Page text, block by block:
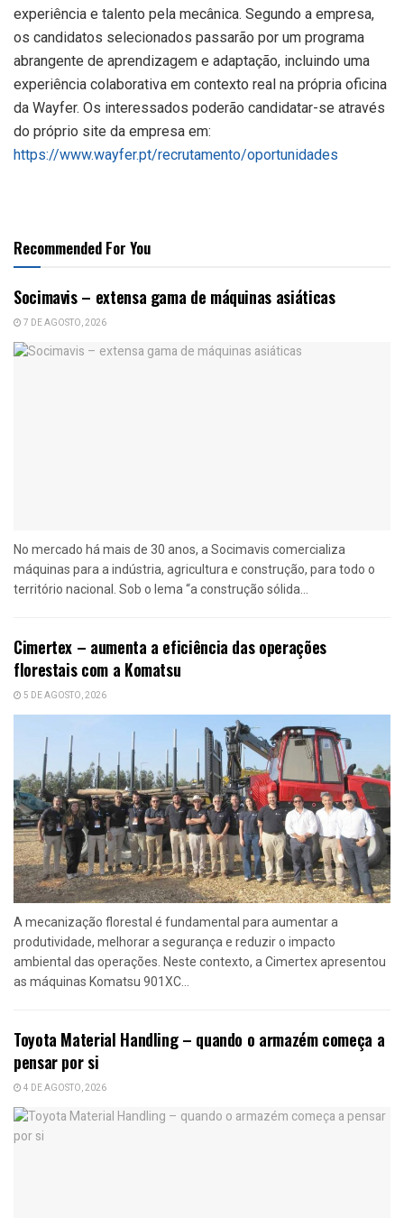
experiência e talento pela mecânica. Segundo a empresa,
os candidatos selecionados passarão por um programa
abrangente de aprendizagem e adaptação, incluindo uma
experiência colaborativa em contexto real na própria oficina
da Wayfer. Os interessados poderão candidatar-se através
do próprio site da empresa em:
https://www.wayfer.pt/recrutamento/oportunidades
Recommended For You
Socimavis – extensa gama de máquinas asiáticas
7 DE AGOSTO, 2026
No mercado há mais de 30 anos, a Socimavis comercializa
máquinas para a indústria, agricultura e construção, para todo o
território nacional. Sob o lema “a construção sólida...
Cimertex – aumenta a eficiência das operações
florestais com a Komatsu
5 DE AGOSTO, 2026
A mecanização florestal é fundamental para aumentar a
produtividade, melhorar a segurança e reduzir o impacto
ambiental das operações. Neste contexto, a Cimertex apresentou
as máquinas Komatsu 901XC...
Toyota Material Handling – quando o armazém começa a
pensar por si
4 DE AGOSTO, 2026